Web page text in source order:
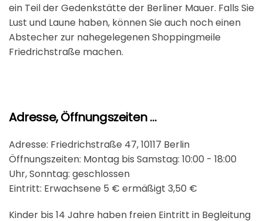
ein Teil der Gedenkstätte der Berliner Mauer. Falls Sie
Lust und Laune haben, können Sie auch noch einen
Abstecher zur nahegelegenen Shoppingmeile
Friedrichstraße machen.
Adresse, Öffnungszeiten ...
Adresse: Friedrichstraße 47, 10117 Berlin
Öffnungszeiten: Montag bis Samstag: 10:00 - 18:00
Uhr, Sonntag: geschlossen
Eintritt: Erwachsene 5 € ermäßigt 3,50 €
Kinder bis 14 Jahre haben freien Eintritt in Begleitung